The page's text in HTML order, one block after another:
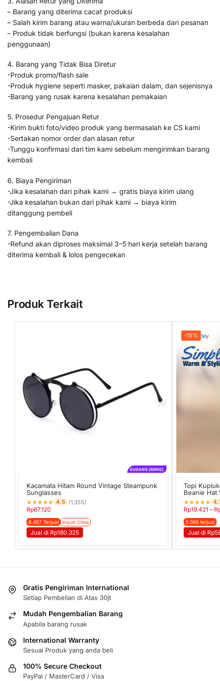
– Barang yang diterima cacat produksi
– Salah kirim barang atau warna/ukuran berbeda dari pesanan
– Produk tidak berfungsi (bukan karena kesalahan
penggunaan)
4. Barang yang Tidak Bisa Diretur
-Produk promo/flash sale
-Produk hygiene seperti masker, pakaian dalam, dan sejenisnya
-Barang yang rusak karena kesalahan pemakaian
5. Prosedur Pengajuan Retur
-Kirim bukti foto/video produk yang bermasalah ke CS kami
-Sertakan nomor order dan alasan retur
-Tunggu konfirmasi dari tim kami sebelum mengirimkan barang
kembali
6. Biaya Pengiriman
-Jika kesalahan dari pihak kami → gratis biaya kirim ulang
-Jika kesalahan bukan dari pihak kami → biaya kirim
ditanggung pembeli
7. Pengembalian Dana
-Refund akan diproses maksimal 3–5 hari kerja setelah barang
diterima kembali & lolos pengecekan
Produk Terkait
GUDANG [MRH2]
Kacamata Hitam Round Vintage Steampunk
Sunglasses
★★★★★ 4.5 (1,355)
Rp67.120
6.457 Terjual Import China
Jual di Rp180.325
-15%
Topi
Beanie Hat
★★★★★
Rp19.421 –
5.065 terjual
Jual di
Gratis Pengiriman International
Setiap Pembelian di Atas 30jt
Mudah Pengembalian Barang
Apabila barang rusak
International Warranty
Sesuai Produk yang anda beli
100% Secure Checkout
PayPal / MasterCard / Visa